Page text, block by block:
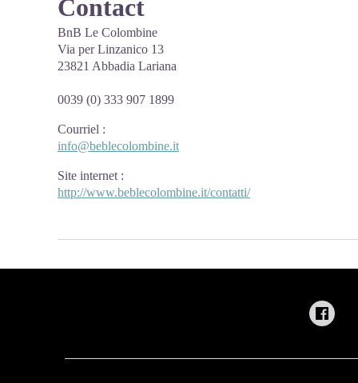
Contact
BnB Le Colombine
Via per Linzanico 13
23821 Abbadia Lariana
0039 (0) 333 907 1899
Courriel :
info@beblecolombine.it
Site internet :
http://www.beblecolombine.it/contatti/